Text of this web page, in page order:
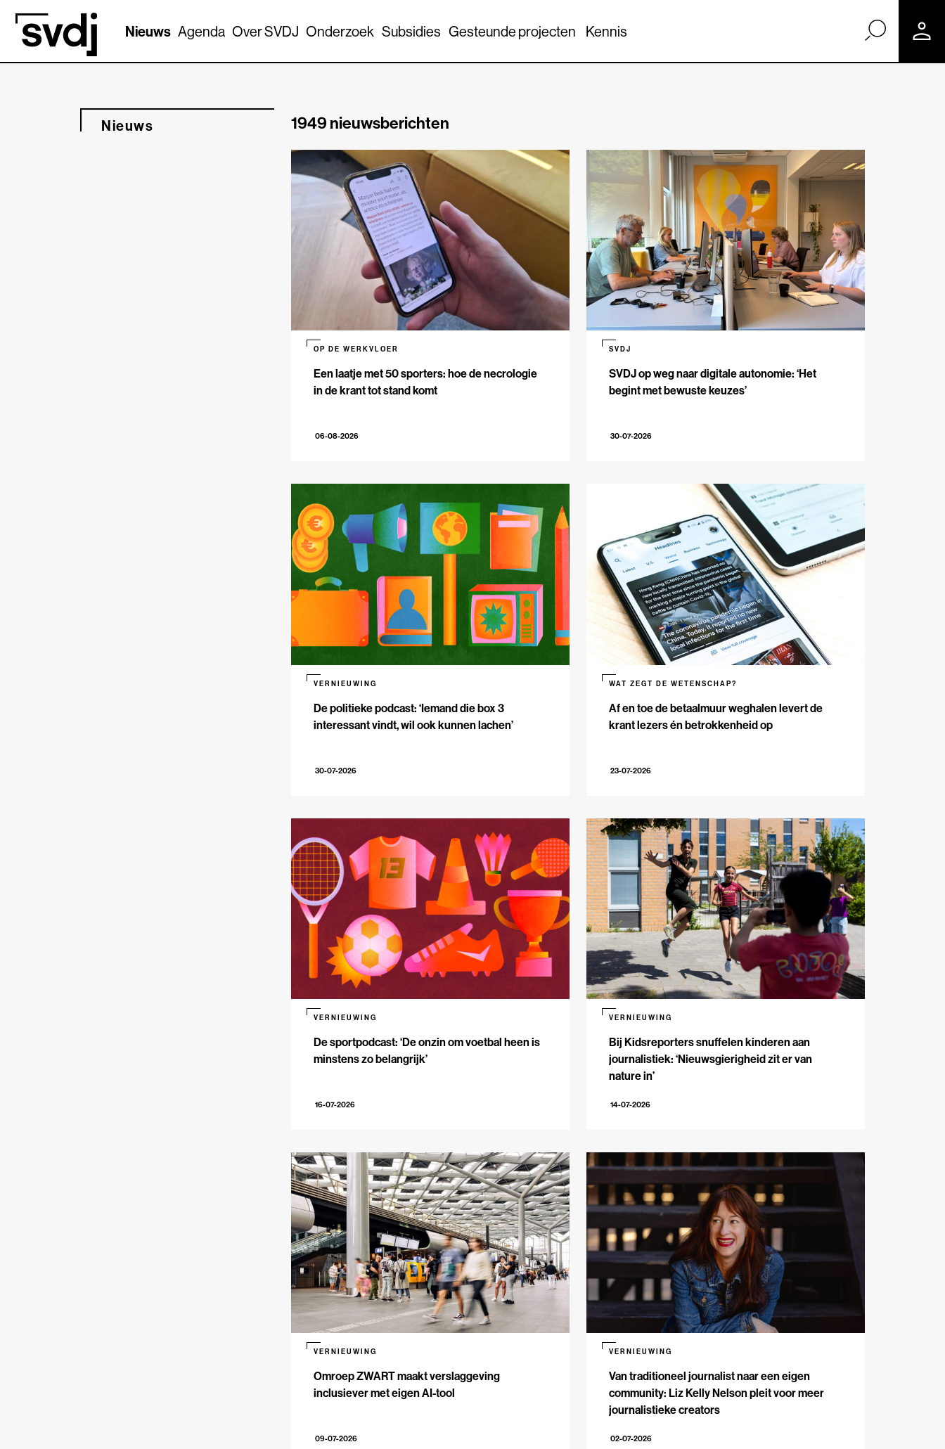
Naar hoofdinhoud
Nieuws Agenda Over SVDJ Onderzoek Subsidies Gesteunde projecten Kennis
Nieuws 1949 nieuwsberichten
Een laatje met 50 sporters: hoe de necrologie
in de krant tot stand komt
OP DE WERKVLOER
06-08-2026
SVDJ op weg naar digitale autonomie: ‘Het
begint met bewuste keuzes’
SVDJ
30-07-2026
De politieke podcast: ‘Iemand die box 3
interessant vindt, wil ook kunnen lachen’
VERNIEUWING
30-07-2026
Af en toe de betaalmuur weghalen levert de
krant lezers én betrokkenheid op
WAT ZEGT DE WETENSCHAP?
23-07-2026
De sportpodcast: ‘De onzin om voetbal heen is
minstens zo belangrijk’
VERNIEUWING
16-07-2026
Bij Kidsreporters snuffelen kinderen aan
journalistiek: ‘Nieuwsgierigheid zit er van
nature in’
VERNIEUWING
14-07-2026
Omroep ZWART maakt verslaggeving
inclusiever met eigen AI-tool
VERNIEUWING
09-07-2026
Van traditioneel journalist naar een eigen
community: Liz Kelly Nelson pleit voor meer
journalistieke creators
VERNIEUWING
02-07-2026